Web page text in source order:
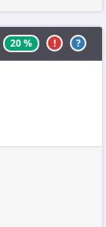
20 % ! ?